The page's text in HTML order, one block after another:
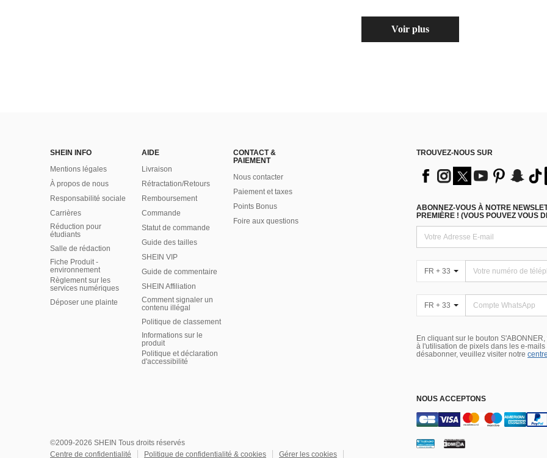
Voir plus
SHEIN INFO
Mentions légales
À propos de nous
Responsabilité sociale
Carrières
Réduction pour
étudiants
Salle de rédaction
Fiche Produit -
environnement
Règlement sur les
services numériques
Déposer une plainte
AIDE
Livraison
Rétractation/Retours
Remboursement
Commande
Statut de commande
Guide des tailles
SHEIN VIP
Guide de commentaire
SHEIN Affiliation
Comment signaler un
contenu illégal
Politique de classement
Informations sur le
produit
Politique et déclaration
d'accessibilité
CONTACT &
PAIEMENT
Nous contacter
Paiement et taxes
Points Bonus
Foire aux questions
TROUVEZ-NOUS SUR
ABONNEZ-VOUS À NOTRE
PREMIÈRE ! (VOUS POUVEZ VOUS
FR + 33
FR + 33
En cliquant sur le bouton
à l'utilisation de pixels dans les e-
désabonner, veuillez visiter notre
NOUS ACCEPTONS
©2009-2026 SHEIN Tous droits réservés
Centre de confidentialité
Politique de confidentialité & cookies Gérer les cookies